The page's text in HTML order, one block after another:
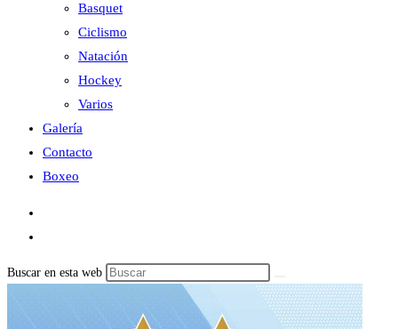
Basquet
Ciclismo
Natación
Hockey
Varios
Galería
Contacto
Boxeo
Buscar en esta web